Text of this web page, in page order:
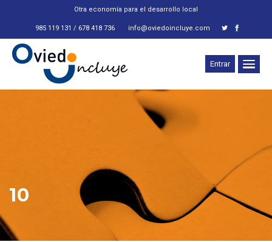
Otra economía para el desarrollo local
985 119 131 / 678 418 736 info@oviedoincluye.com
Entrar
10